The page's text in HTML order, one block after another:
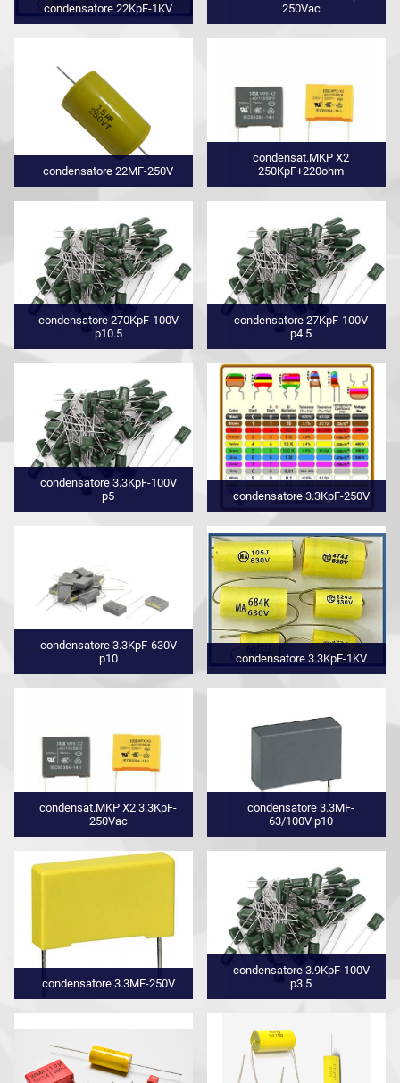
condensatore 22KpF-1KV
250Vac
condensatore 22MF-250V
condensat.MKP X2
250KpF+220ohm
condensatore 270KpF-100V
p10.5
condensatore 27KpF-100V
p4.5
condensatore 3.3KpF-100V
p5
condensatore 3.3KpF-250V
condensatore 3.3KpF-630V
p10
condensatore 3.3KpF-1KV
condensat.MKP X2 3.3KpF-
250Vac
condensatore 3.3MF-
63/100V p10
condensatore 3.3MF-250V
condensatore 3.9KpF-100V
p3.5